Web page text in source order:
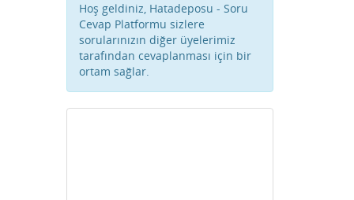
Hoş geldiniz, Hatadeposu - Soru
Cevap Platformu sizlere
sorularınızın diğer üyelerimiz
tarafından cevaplanması için bir
ortam sağlar.